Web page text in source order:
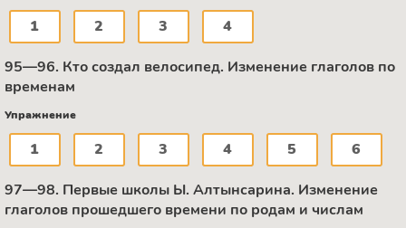
1 2 3 4
95—96. Кто создал велосипед. Изменение глаголов по
временам
Упражнение
1 2 3 4 5 6
97—98. Первые школы Ы. Алтынсарина. Изменение
глаголов прошедшего времени по родам и числам